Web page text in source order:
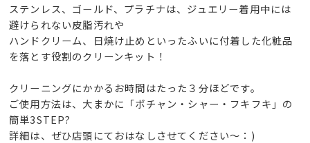
ステンレス、ゴールド、プラチナは、ジュエリー着用中には
避けられない皮脂汚れや
ハンドクリーム、日焼け止めといったふいに付着した化粧品
を落とす役割のクリーンキット！
クリーニングにかかるお時間はたった３分ほどです。
ご使用方法は、大まかに「ポチャン・シャー・フキフキ」の
簡単3STEP?
詳細は、ぜひ店頭にておはなしさせてください～：)